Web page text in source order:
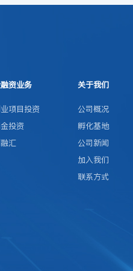
资业务
项目投资
投资
汇
关于我们
公司概况
孵化基地
公司新闻
加入我们
联系方式